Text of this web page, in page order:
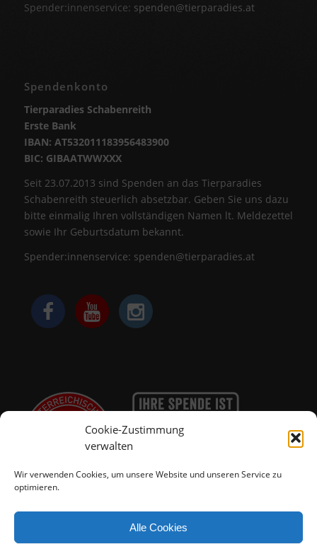
Cookie-Zustimmung
verwalten
Wir verwenden Cookies, um unsere Website und unseren Service zu
optimieren.
Alle Cookies
Spender:innenservice: spenden@tierparadies.at
Spendenkonto
Tierparadies Schabenreith
Erste Bank
IBAN: AT532011183956483900
BIC: GIBAATWWXXX
Seit 23.07.2013 sind Spenden an das Tierparadies
Schabenreith steuerlich absetzbar. Geben Sie uns dazu
bitte einmalig Ihren vollständigen Namen lt. Meldezettel
sowie Ihr Geburtsdatum bekannt.
Spender:innenservice: spenden@tierparadies.at